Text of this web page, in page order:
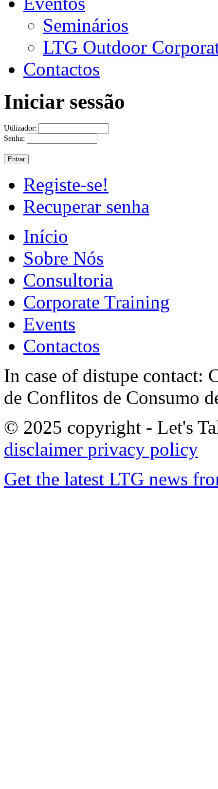
Seminários
LTG Outdoor
Contactos
Iniciar sessão
Utilizador:
Senha:
Registe-se!
Recuperar senha
Início
Sobre Nós
Consultoria
Corporate Training
Events
Contactos
In case of distupe contact:
de Conflitos de Consumo
© 2025 copyright - Let's
disclaimer privacy policy
Get the latest LTG news